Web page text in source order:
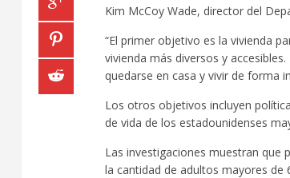
Kim McCoy Wade, director del
“El primer objetivo es la vivienda
vivienda más diversos y
quedarse en casa y vivir de forma
Los otros objetivos incluyen
de vida de los estadounidenses
Las investigaciones muestran que
la cantidad de adultos mayores de